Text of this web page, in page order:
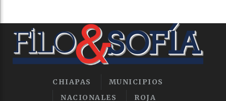
CHIAPAS
MUNICIPIOS
NACIONALES
ROJA